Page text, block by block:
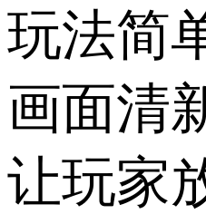
玩法简
画面清
让玩家